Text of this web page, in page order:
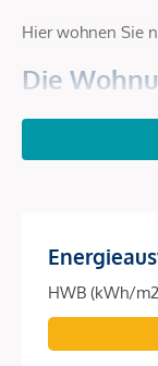
Hier wohnen Sie
Die
Vision
Aktuell in zwei
Bezirk.
Ein möglicher
HWB (kWh/